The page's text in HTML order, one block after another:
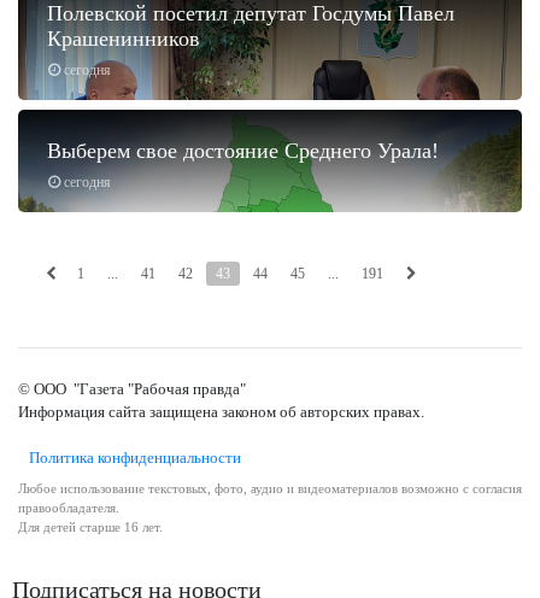
сегодня
Полевской посетил депутат Госдумы Павел
Крашенинников
сегодня
Выберем свое достояние Среднего Урала!
1 ... 41 42 43 44 45 ... 191
© ООО "Газета "Рабочая правда"
Информация сайта защищена законом об авторских правах.
Политика конфиденциальности
Любое использование текстовых, фото, аудио и видеоматериалов возможно с согласия
правообладателя.
Для детей старше 16 лет.
Подписаться на новости